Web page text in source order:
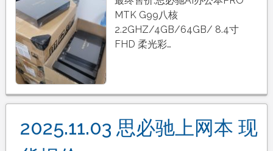
MTK G99八核
2.2GHZ/4GB/64GB/ 8.4寸
FHD 柔光彩…
2025.11.03 思必驰上网本 现